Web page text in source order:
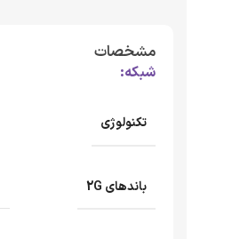
مشخصات
شبکه:
تکنولوژی
باندهای 2G